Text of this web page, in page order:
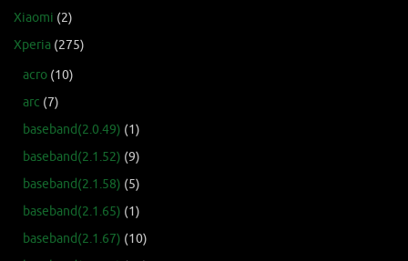
Xiaomi (2)
Xperia (275)
acro (10)
arc (7)
baseband(2.0.49) (1)
baseband(2.1.52) (9)
baseband(2.1.58) (5)
baseband(2.1.65) (1)
baseband(2.1.67) (10)